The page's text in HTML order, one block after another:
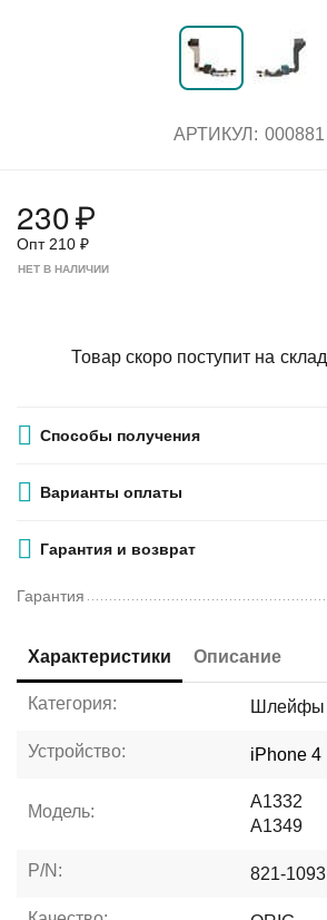
АРТИКУЛ: 000881
230₽
Опт 210 ₽
НЕТ В НАЛИЧИИ
Товар скоро поступит на склад
Способы получения
Варианты оплаты
Гарантия и возврат
Гарантия
Характеристики Описание
Категория: Шлейфы
Устройство: iPhone 4
Модель:
A1332
A1349
P/N: 821-1093